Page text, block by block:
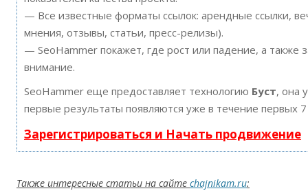
— Все известные форматы ссылок: арендные ссылки,
мнения, отзывы, статьи, пресс-релизы).
— SeoHammer покажет, где рост или падение, а также
внимание.
SeoHammer еще предоставляет технологию Буст, она
первые результаты появляются уже в течение первых
Зарегистрироваться и Начать продвижение
Также интересные статьи на сайте chajnikam.ru: